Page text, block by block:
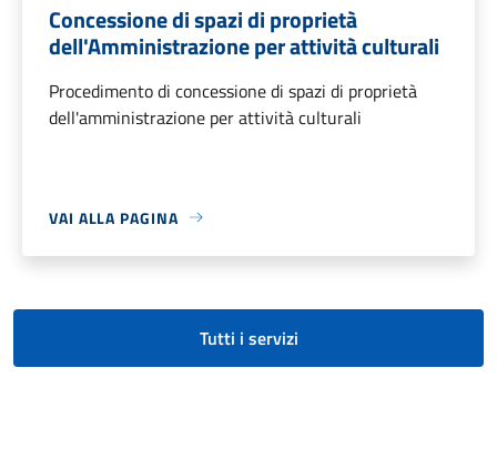
Concessione di spazi di proprietà
dell'Amministrazione per attività culturali
Procedimento di concessione di spazi di proprietà
dell'amministrazione per attività culturali
VAI ALLA PAGINA
Tutti i servizi